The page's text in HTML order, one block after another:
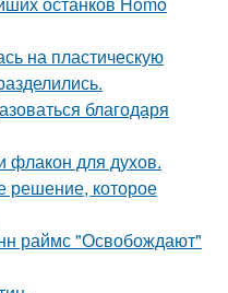
на пластическую
благодаря
флакон для духов.
решение, которое
раймс "Освобождают"